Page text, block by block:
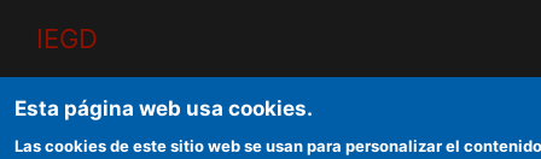
IEGD
Organismos financiadores
Esta página web usa cookies.
Las cookies de este sitio web se usan para personalizar el